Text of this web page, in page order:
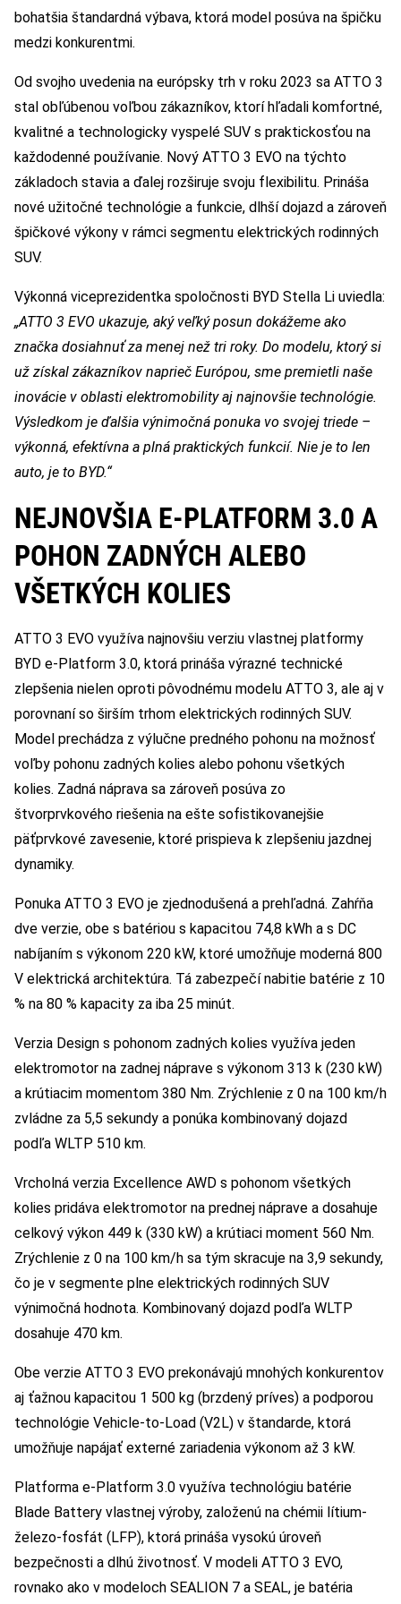
bohatšia štandardná výbava, ktorá model posúva na špičku
medzi konkurentmi.
Od svojho uvedenia na európsky trh v roku 2023 sa ATTO 3
stal obľúbenou voľbou zákazníkov, ktorí hľadali komfortné,
kvalitné a technologicky vyspelé SUV s praktickosťou na
každodenné používanie. Nový ATTO 3 EVO na týchto
základoch stavia a ďalej rozširuje svoju flexibilitu. Prináša
nové užitočné technológie a funkcie, dlhší dojazd a zároveň
špičkové výkony v rámci segmentu elektrických rodinných
SUV.
Výkonná viceprezidentka spoločnosti BYD Stella Li uviedla:
„ATTO 3 EVO ukazuje, aký veľký posun dokážeme ako
značka dosiahnuť za menej než tri roky. Do modelu, ktorý si
už získal zákazníkov naprieč Európou, sme premietli naše
inovácie v oblasti elektromobility aj najnovšie technológie.
Výsledkom je ďalšia výnimočná ponuka vo svojej triede –
výkonná, efektívna a plná praktických funkcií. Nie je to len
auto, je to BYD.“
NEJNOVŠIA E-PLATFORM 3.0 A
POHON ZADNÝCH ALEBO
VŠETKÝCH KOLIES
ATTO 3 EVO využíva najnovšiu verziu vlastnej platformy
BYD e-Platform 3.0, ktorá prináša výrazné technické
zlepšenia nielen oproti pôvodnému modelu ATTO 3, ale aj v
porovnaní so širším trhom elektrických rodinných SUV.
Model prechádza z výlučne predného pohonu na možnosť
voľby pohonu zadných kolies alebo pohonu všetkých
kolies. Zadná náprava sa zároveň posúva zo
štvorprvkového riešenia na ešte sofistikovanejšie
päťprvkové zavesenie, ktoré prispieva k zlepšeniu jazdnej
dynamiky.
Ponuka ATTO 3 EVO je zjednodušená a prehľadná. Zahŕňa
dve verzie, obe s batériou s kapacitou 74,8 kWh a s DC
nabíjaním s výkonom 220 kW, ktoré umožňuje moderná 800
V elektrická architektúra. Tá zabezpečí nabitie batérie z 10
% na 80 % kapacity za iba 25 minút.
Verzia Design s pohonom zadných kolies využíva jeden
elektromotor na zadnej náprave s výkonom 313 k (230 kW)
a krútiacim momentom 380 Nm. Zrýchlenie z 0 na 100 km/h
zvládne za 5,5 sekundy a ponúka kombinovaný dojazd
podľa WLTP 510 km.
Vrcholná verzia Excellence AWD s pohonom všetkých
kolies pridáva elektromotor na prednej náprave a dosahuje
celkový výkon 449 k (330 kW) a krútiaci moment 560 Nm.
Zrýchlenie z 0 na 100 km/h sa tým skracuje na 3,9 sekundy,
čo je v segmente plne elektrických rodinných SUV
výnimočná hodnota. Kombinovaný dojazd podľa WLTP
dosahuje 470 km.
Obe verzie ATTO 3 EVO prekonávajú mnohých konkurentov
aj ťažnou kapacitou 1 500 kg (brzdený príves) a podporou
technológie Vehicle-to-Load (V2L) v štandarde, ktorá
umožňuje napájať externé zariadenia výkonom až 3 kW.
Platforma e-Platform 3.0 využíva technológiu batérie
Blade Battery vlastnej výroby, založenú na chémii lítium-
železo-fosfát (LFP), ktorá prináša vysokú úroveň
bezpečnosti a dlhú životnosť. V modeli ATTO 3 EVO,
rovnako ako v modeloch SEALION 7 a SEAL, je batéria